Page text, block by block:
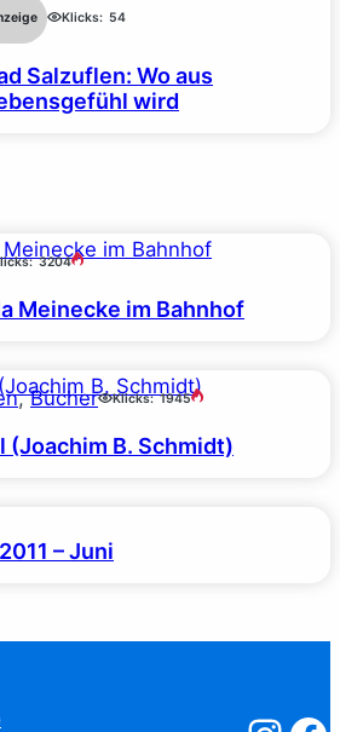
Klicks: 54
Salzuflen: Wo aus
wird
3204
Meinecke im Bahnhof
, Bücher Klicks: 1945
(Joachim B. Schmidt)
– Juni